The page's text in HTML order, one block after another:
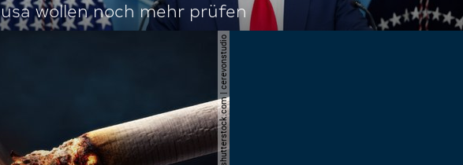
usa wollen noch mehr prüfen
© shutterstock.com | cerevonstudio